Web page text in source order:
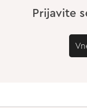
Prijavite